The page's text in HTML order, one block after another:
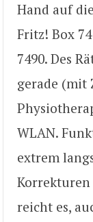
Hand auf
Fritz! Box
7490. Des
gerade (mit
WLAN.
extrem
reicht es,